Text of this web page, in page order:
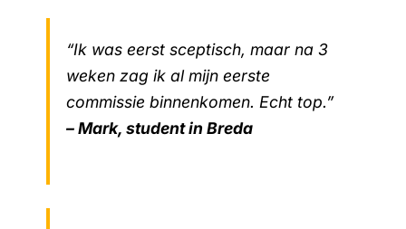
“Ik was eerst sceptisch, maar na 3
weken zag ik al mijn eerste
commissie binnenkomen. Echt top.”
– Mark, student in Breda